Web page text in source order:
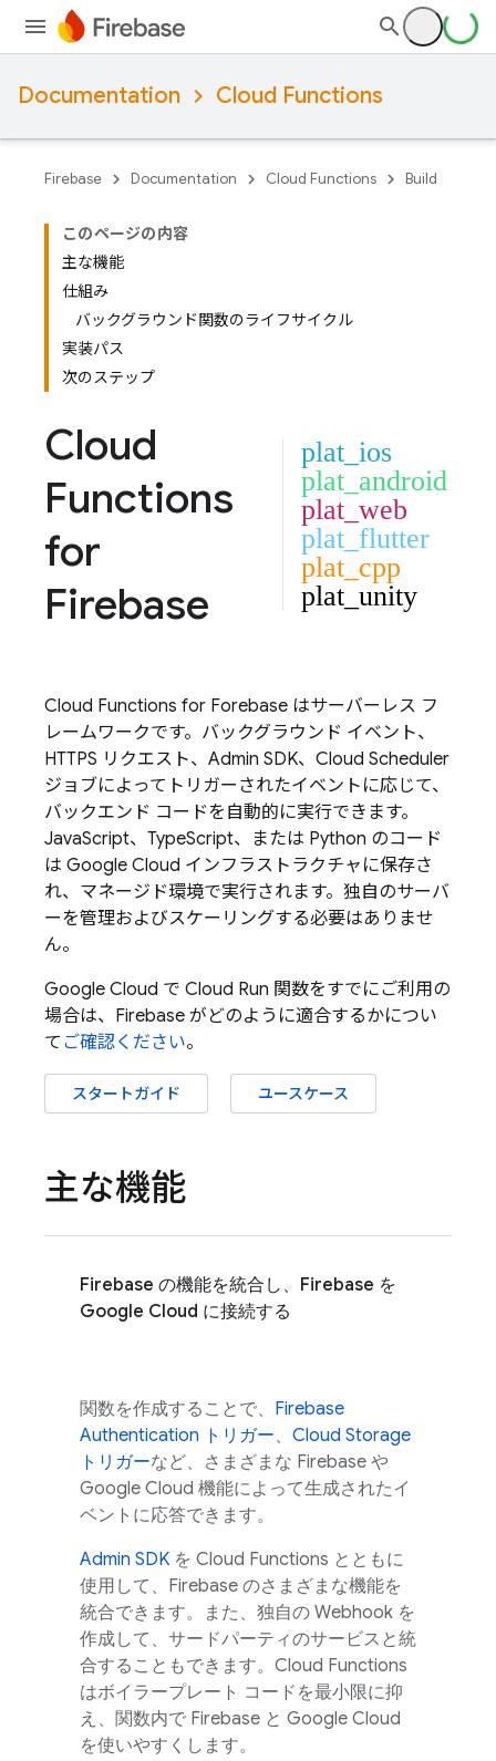
Documentation Cloud Functions
Firebase Documentation Cloud Functions Build
このページの内容
主な機能
仕組み
バックグラウンド関数のライフサイクル
実装パス
次のステップ
Cloud
Functions
for
Firebase
plat_ios
plat_android
plat_web
plat_flutter
plat_cpp
plat_unity
Cloud Functions for Forebase はサーバーレス フ
レームワークです。バックグラウンド イベント、
HTTPS リクエスト、 Admin SDK、 Cloud Scheduler
ジョブによってトリガーされたイベントに応じて、
バックエンド コードを自動的に実行できます。
JavaScript、TypeScript、または Python のコード
は Google Cloud インフラストラクチャに保存さ
れ、マネージド環境で実行されます。独自のサーバ
ーを管理およびスケーリングする必要はありませ
ん。
Google Cloud で Cloud Run 関数をすでにご利用の
場合は、Firebase がどのように適合するかについ
て ご確認ください。
スタートガイド ユースケース
主な機能
Firebase の機能を統合し、Firebase を
Google Cloud に接続する
関数を作成することで、 Firebase
Authentication トリガー、 Cloud Storage
トリガーなど、さまざまな Firebase や
Google Cloud 機能によって生成されたイ
ベントに応答できます。
Admin SDK を Cloud Functions とともに
使用して、Firebase のさまざまな機能を
統合できます。また、独自の Webhook を
作成して、サードパーティのサービスと統
合することもできます。 Cloud Functions
はボイラープレート コードを最小限に抑
え、関数内で Firebase と Google Cloud
を使いやすくします。